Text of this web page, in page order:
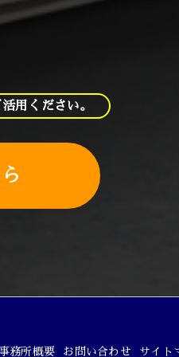
用ください。
事務所概要 お問い合わせ サイト